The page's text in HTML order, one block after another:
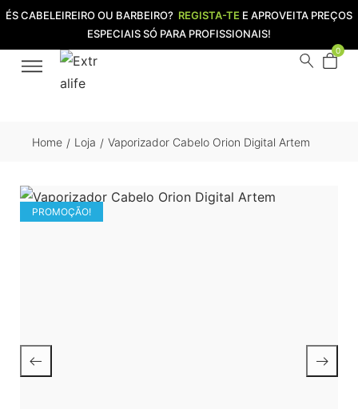
ÉS CABELEIREIRO OU BARBEIRO? REGISTA-TE E APROVEITA PREÇOS
ESPECIAIS SÓ PARA PROFISSIONAIS!
0
Home / Loja / Vaporizador Cabelo Orion Digital Artem
PROMOÇÃO!